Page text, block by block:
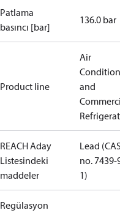
Patlama
basıncı [bar]
136.0 bar
Product line
Air
and
REACH Aday
Listesindeki
maddeler
Lead
no. 7439-
1)
Regülasyon